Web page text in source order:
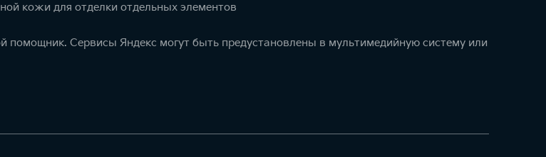
кожи для отделки отдельных элементов
Сервисы Яндекс могут быть предустановлены в мультимедийную систему или